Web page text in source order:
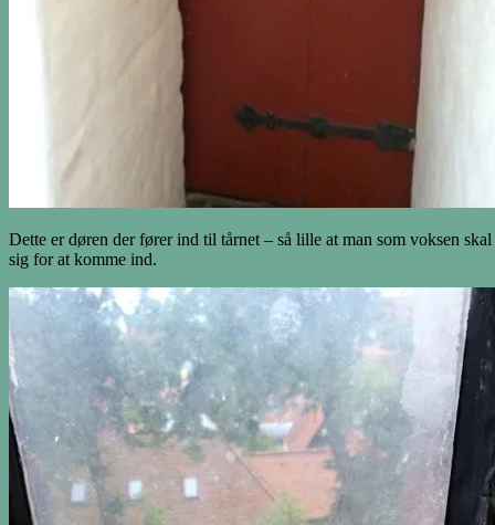
Dette er døren der fører ind til tårnet – så lille at man som voksen
sig for at komme ind.